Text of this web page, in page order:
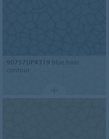
90757UP4319 blue halo
contour